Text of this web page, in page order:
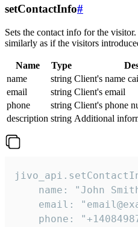
setContactInfo#
Sets the contact info for the
similarly as if the visitors
Name Type
name
string Client's name
email
string Client's email
phone
string Client's phone
description string Additional
name: "John
email:
phone: